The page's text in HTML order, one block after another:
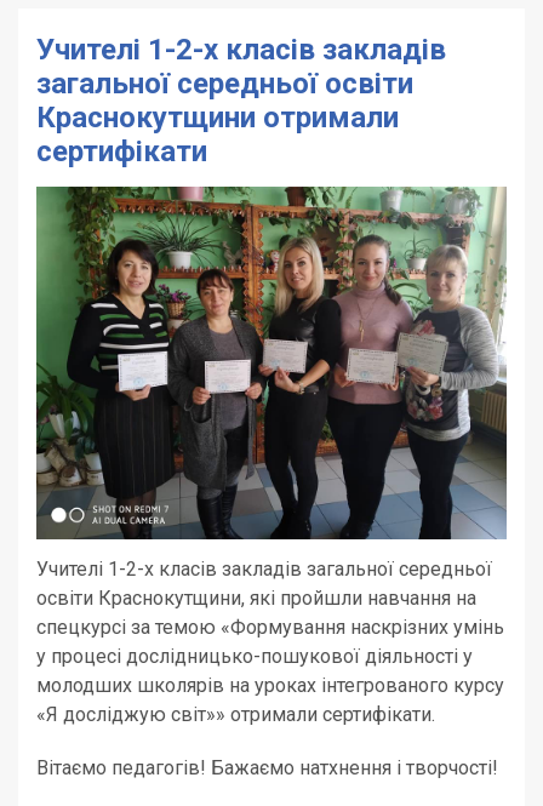
Учителі 1-2-х класів закладів
загальної середньої освіти
Краснокутщини отримали
сертифікати
Учителі 1-2-х класів закладів загальної середньої
освіти Краснокутщини, які пройшли навчання на
спецкурсі за темою «Формування наскрізних умінь
у процесі дослідницько-пошукової діяльності у
молодших школярів на уроках інтегрованого курсу
«Я досліджую світ»» отримали сертифікати.
Вітаємо педагогів! Бажаємо натхнення і творчості!